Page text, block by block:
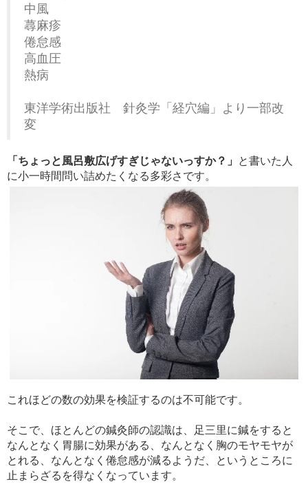
中風
蕁麻疹
倦怠感
高血圧
熱病
東洋学術出版社 針灸学「経穴編」より一部改
変
「ちょっと風呂敷広げすぎじゃないっすか？」
と書いた人
に小一時間問い詰めたくなる多彩さです。
これほどの数の効果を検証するのは不可能です。
そこで、ほとんどの鍼灸師の認識は、足三里に鍼をすると
なんとなく胃腸に効果がある、なんとなく胸のモヤモヤが
とれる、なんとなく倦怠感が減るようだ、というところに
止まらざるを得なくなっています。